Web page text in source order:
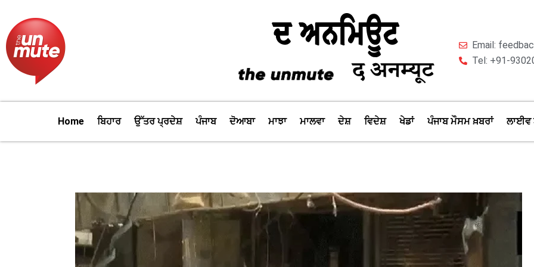
content
Email:
Tel: +91-
Home ਬਿਹਾਰ ਉੱਤਰ ਪ੍ਰਦੇਸ਼ ਪੰਜਾਬ ਦੋਆਬਾ ਮਾਝਾ ਮਾਲਵਾ ਦੇਸ਼ ਵਿਦੇਸ਼ ਖੇਡਾਂ ਪੰਜਾਬ ਮੌਸਮ ਖ਼ਬਰਾਂ ਲਾਈਵ